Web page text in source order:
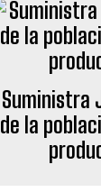
Suministra
de la